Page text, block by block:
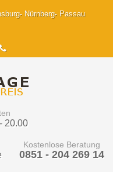
Nürnberg
Passau
20.00
Kostenlose Beratung
0851 - 204 269 14